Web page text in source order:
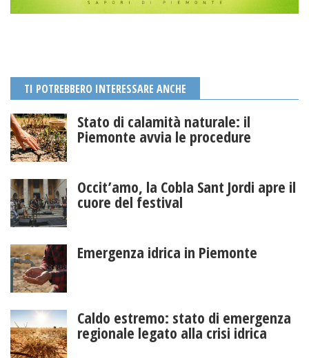
TI POTREBBERO INTERESSARE ANCHE
Stato di calamità naturale: il
Piemonte avvia le procedure
Occit’amo, la Cobla Sant Jordi apre il
cuore del festival
Emergenza idrica in Piemonte
Caldo estremo: stato di emergenza
regionale legato alla crisi idrica